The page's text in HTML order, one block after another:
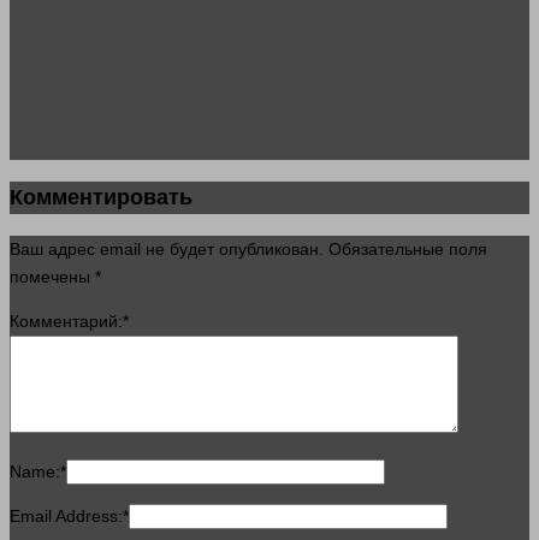
Комментировать
Ваш адрес email не будет опубликован. Обязательные поля
помечены *
Комментарий:*
Name:*
Email Address:*